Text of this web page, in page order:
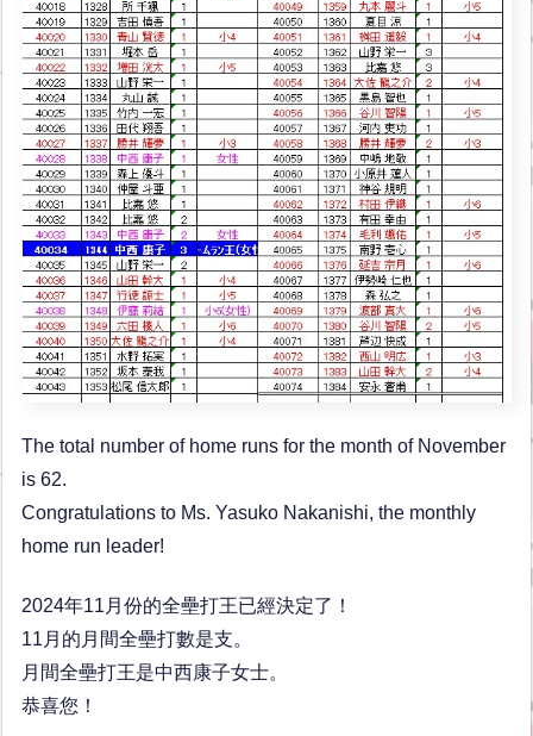
The total number of home runs for the month of November
is 62.
Congratulations to Ms. Yasuko Nakanishi, the monthly
home run leader!
2024年11月份的全壘打王已經決定了！
11月的月間全壘打數是支。
月間全壘打王是中西康子女士。
恭喜您！